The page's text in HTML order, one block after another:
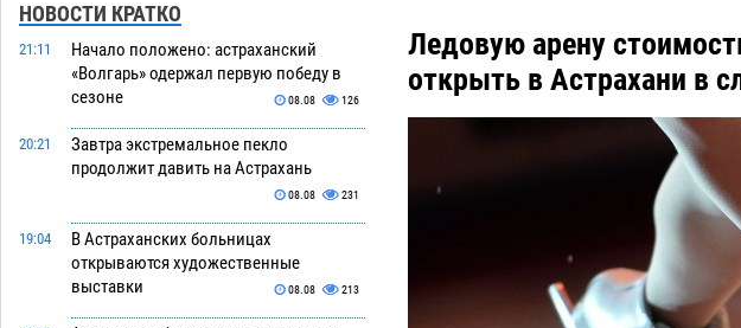
НОВОСТИ КРАТКО
21:11
Начало положено: астраханский
«Волгарь» одержал первую победу в
сезоне
08.08 126
20:21
Завтра экстремальное пекло
продолжит давить на Астрахань
08.08 231
19:04
В Астраханских больницах
открываются художественные
выставки
08.08 213
Ледовую арену
открыть в Астрахани в